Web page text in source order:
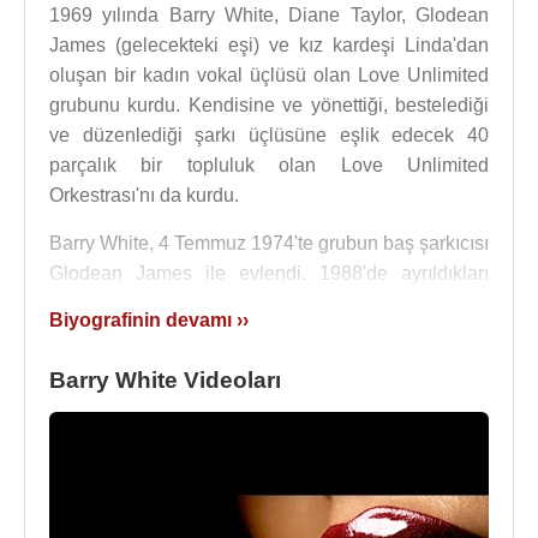
1969 yılında Barry White, Diane Taylor, Glodean
James (gelecekteki eşi) ve kız kardeşi Linda'dan
oluşan bir kadın vokal üçlüsü olan Love Unlimited
grubunu kurdu. Kendisine ve yönettiği, bestelediği
ve düzenlediği şarkı üçlüsüne eşlik edecek 40
parçalık bir topluluk olan Love Unlimited
Orkestrası'nı da kurdu.
Barry White, 4 Temmuz 1974'te grubun baş şarkıcısı
Glodean James ile evlendi. 1988'de ayrıldıkları
kadar ayrı hayatlar yaşamalarına rağmen yasal
Glodean'dan uzak kalmış olmasına rağmen, dul eşi
olarak mirasının tek vasisi oldu.
Unlimited Orchestra ile 1970'lerde yakaladı. Soul,
funk ve disko türünde pek çok hit şarkı yazdı. Dünya
Biyografinin devamı ››
Barry White Videoları